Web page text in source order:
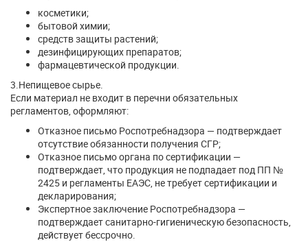
косметики;
бытовой химии;
средств защиты растений;
дезинфицирующих препаратов;
фармацевтической продукции.
3.Непищевое сырье.
Если материал не входит в перечни обязательных
регламентов, оформляют:
Отказное письмо Роспотребнадзора — подтверждает
отсутствие обязанности получения СГР;
Отказное письмо органа по сертификации —
подтверждает, что продукция не подпадает под ПП №
2425 и регламенты ЕАЭС, не требует сертификации и
декларирования;
Экспертное заключение Роспотребнадзора —
подтверждает санитарно-гигиеническую безопасность,
действует бессрочно.